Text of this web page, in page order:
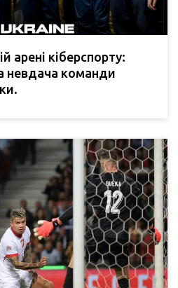
арені кіберспорту:
невдача команди